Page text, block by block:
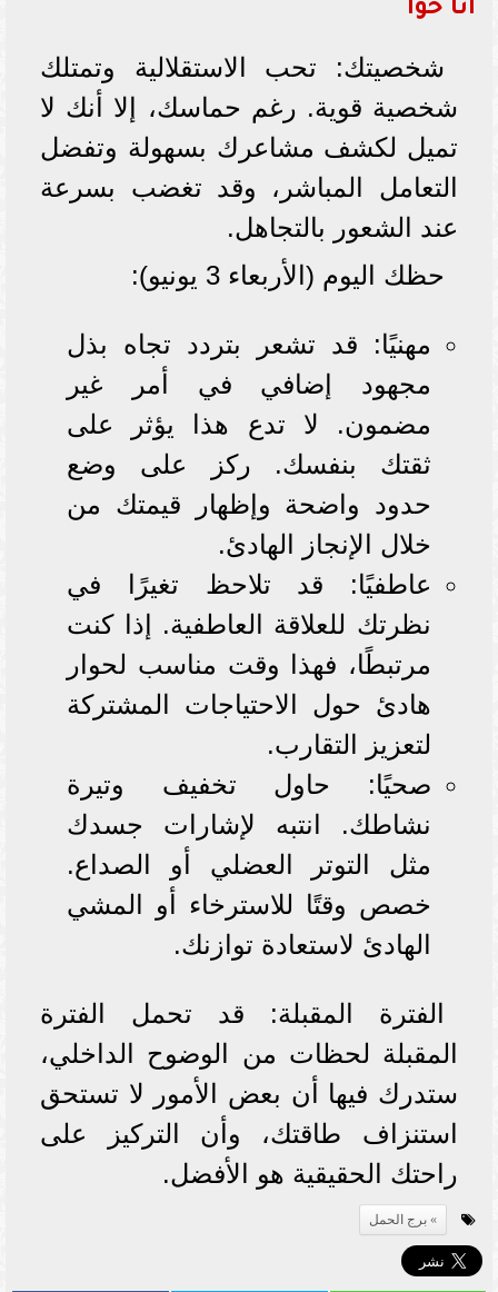
أنا حوا
شخصيتك: تحب الاستقلالية وتمتلك
شخصية قوية. رغم حماسك، إلا أنك لا
تميل لكشف مشاعرك بسهولة وتفضل
التعامل المباشر، وقد تغضب بسرعة
عند الشعور بالتجاهل.
حظك اليوم (الأربعاء 3 يونيو):
مهنيًا: قد تشعر بتردد تجاه بذل
مجهود إضافي في أمر غير
مضمون. لا تدع هذا يؤثر على
ثقتك بنفسك. ركز على وضع
حدود واضحة وإظهار قيمتك من
خلال الإنجاز الهادئ.
عاطفيًا: قد تلاحظ تغيرًا في
نظرتك للعلاقة العاطفية. إذا كنت
مرتبطًا، فهذا وقت مناسب لحوار
هادئ حول الاحتياجات المشتركة
لتعزيز التقارب.
صحيًا: حاول تخفيف وتيرة
نشاطك. انتبه لإشارات جسدك
مثل التوتر العضلي أو الصداع.
خصص وقتًا للاسترخاء أو المشي
الهادئ لاستعادة توازنك.
الفترة المقبلة: قد تحمل الفترة
المقبلة لحظات من الوضوح الداخلي،
ستدرك فيها أن بعض الأمور لا تستحق
استنزاف طاقتك، وأن التركيز على
راحتك الحقيقية هو الأفضل.
برج الحمل